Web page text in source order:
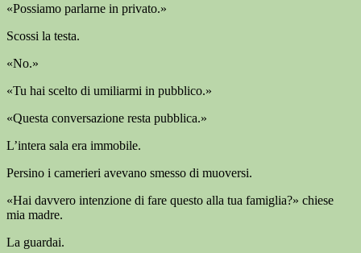
«Possiamo parlarne in privato.»
Scossi la testa.
«No.»
«Tu hai scelto di umiliarmi in pubblico.»
«Questa conversazione resta pubblica.»
L’intera sala era immobile.
Persino i camerieri avevano smesso di muoversi.
«Hai davvero intenzione di fare questo alla tua famiglia?» chiese
mia madre.
La guardai.